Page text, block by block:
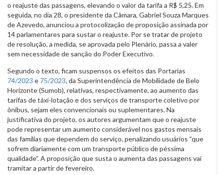
o reajuste das passagens, elevando o valor da tarifa a R$ 5,25. Em
seguida, no dia 28, o presidente da Câmara, Gabriel Souza Marques
de Azevedo, anunciou a protocolização de proposição assinada por
14 parlamentares para sustar o reajuste. Por se tratar de projeto
de resolução, a medida, se aprovada pelo Plenário, passa a valer
sem necessidade de sanção do Poder Executivo.
Segundo o texto, ficam suspensos os efeitos das Portarias
74/2023 e 75/2023, da Superintendência de Mobilidade de Belo
Horizonte (Sumob), relativas, respectivamente, ao aumento das
tarifas de táxi-lotação e dos serviços de transporte coletivo por
ônibus, sejam eles convencionais ou suplementares. Na
justificativa do projeto, os autores argumentam que o reajuste
pode representar um aumento considerável nos gastos mensais
das famílias que dependem do serviço, penalizando usuários “que
sofrem diariamente com um transporte público de péssima
qualidade”. A proposição que susta o aumenta das passagens vai
tramitar a partir de fevereiro.